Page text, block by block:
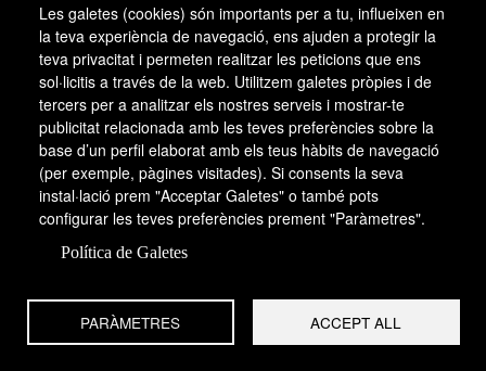
Amb el suport de:
El projecte "També recomanem" ha estat cofinançat per:
Les galetes (cookies) són importants per a tu, influeixen en
la teva experiència de navegació, ens ajuden a protegir la
teva privacitat i permeten realitzar les peticions que ens
sol·licitis a través de la web. Utilitzem galetes pròpies i de
tercers per a analitzar els nostres serveis i mostrar-te
publicitat relacionada amb les teves preferències sobre la
base d’un perfil elaborat amb els teus hàbits de navegació
(per exemple, pàgines visitades). Si consents la seva
instal·lació prem "Acceptar Galetes" o també pots
configurar les teves preferències prement "Paràmetres".
Política de Galetes
PARÀMETRES ACCEPT ALL